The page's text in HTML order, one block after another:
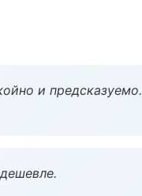
и предсказуемо.